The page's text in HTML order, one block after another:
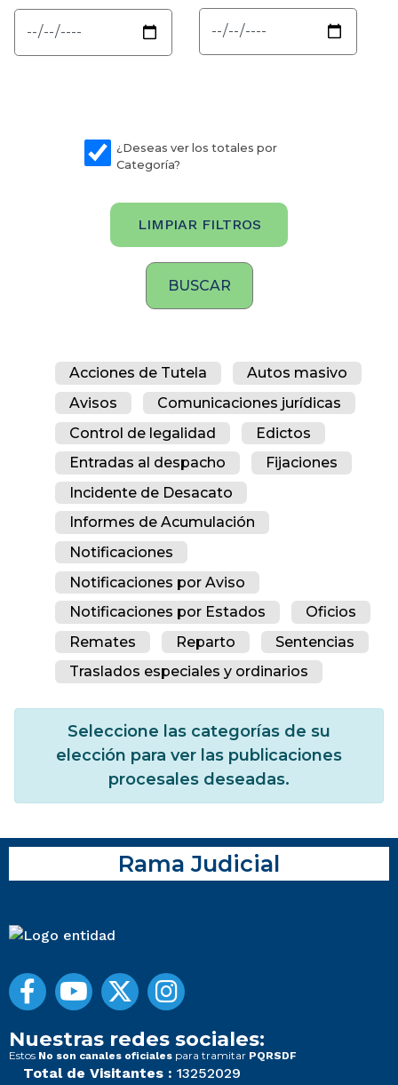
¿Deseas ver los totales por
Categoría?
LIMPIAR FILTROS
Acciones de Tutela
Autos masivo
Avisos
Comunicaciones jurídicas
Control de legalidad
Edictos
Entradas al despacho
Fijaciones
Incidente de Desacato
Informes de Acumulación
Notificaciones
Notificaciones por Aviso
Notificaciones por Estados
Oficios
Remates
Reparto
Sentencias
Traslados especiales y ordinarios
Seleccione las categorías de su
elección para ver las publicaciones
procesales deseadas.
Rama Judicial
Nuestras redes sociales:
Estos No son canales oficiales para tramitar PQRSDF
Total de Visitantes : 13252029